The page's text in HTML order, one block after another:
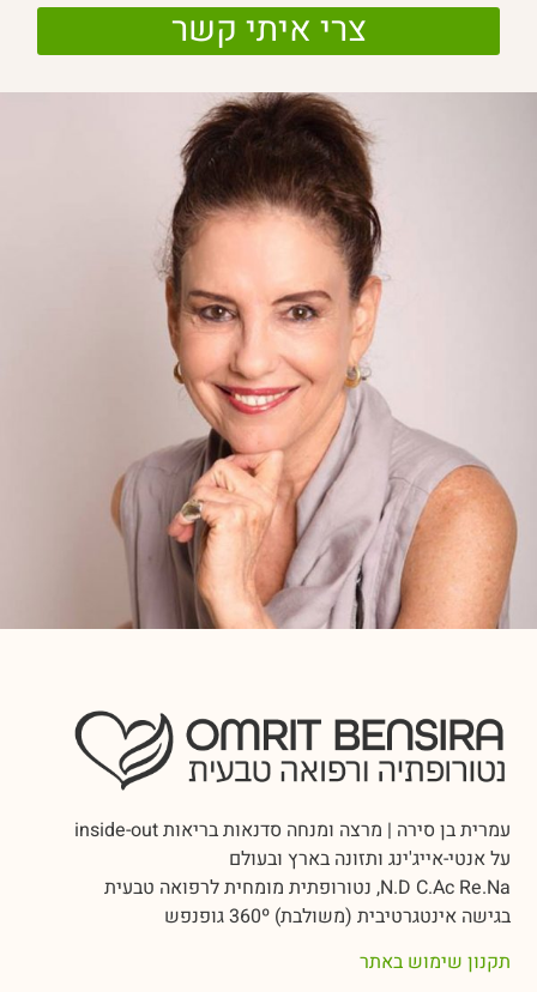
צרי איתי קשר
עמרית בן סירה | מרצה ומנחה סדנאות בריאות inside-out
על אנטי-אייג'ינג ותזונה בארץ ובעולם
N.D C.Ac Re.Na, נטורופתית מומחית לרפואה טבעית
בגישה אינטגרטיבית (משולבת) 360º גופנפש
תקנון שימוש באתר